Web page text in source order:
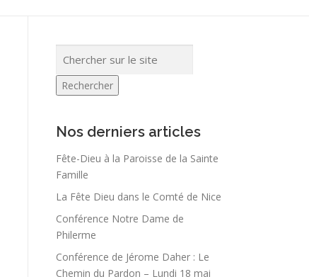
Rechercher
Nos derniers articles
Fête-Dieu à la Paroisse de la Sainte
Famille
La Fête Dieu dans le Comté de Nice
Conférence Notre Dame de
Philerme
Conférence de Jérome Daher : Le
Chemin du Pardon – Lundi 18 mai